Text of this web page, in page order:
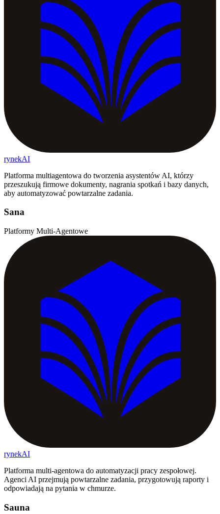
rynekAI
Platforma multiagentowa do tworzenia asystentów AI, którzy
przeszukują firmowe dokumenty, nagrania spotkań i bazy danych,
aby automatyzować powtarzalne zadania.
Sana
Platformy Multi-Agentowe
rynekAI
Platforma multi-agentowa do automatyzacji pracy zespołowej.
Agenci AI przejmują powtarzalne zadania, przygotowują raporty i
odpowiadają na pytania w chmurze.
Sauna